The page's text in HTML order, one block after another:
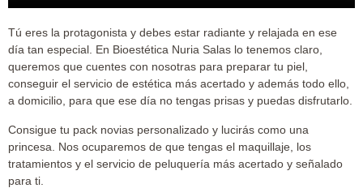
Tú eres la protagonista y debes estar radiante y relajada en ese
día tan especial. En Bioestética Nuria Salas lo tenemos claro,
queremos que cuentes con nosotras para preparar tu piel,
conseguir el servicio de estética más acertado y además todo ello,
a domicilio, para que ese día no tengas prisas y puedas disfrutarlo.
Consigue tu pack novias personalizado y lucirás como una
princesa. Nos ocuparemos de que tengas el maquillaje, los
tratamientos y el servicio de peluquería más acertado y señalado
para ti.